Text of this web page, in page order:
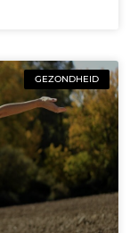
GEZONDHEID